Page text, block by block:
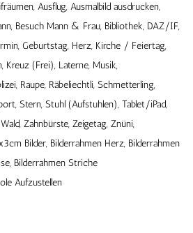
Ausflug, Ausmalbild ausdrucken,
Besuch Mann & Frau, Bibliothek, DAZ/IF,
Geburtstag, Herz, Kirche / Feiertag,
Kreuz (Frei), Laterne, Musik,
Raupe, Räbeliechtli, Schmetterling,
Stern, Stuhl (Aufstuhlen), Tablet/iPad,
Zahnbürste, Zeigetag, Znüni,
Bilder, Bilderrahmen Herz, Bilderrahmen
Bilderrahmen Striche
Aufzustellen